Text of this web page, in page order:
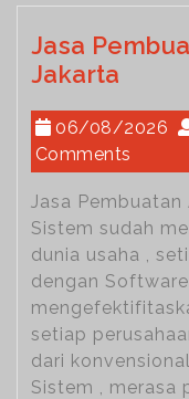
Jasa
Jakarta
06/08/2026
Comments
Jasa
Sistem sudah
dunia usaha ,
dengan
setiap
dari
Sistem , merasa